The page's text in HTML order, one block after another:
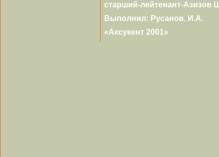
старший-лейтенант-Азизов
Выполнил: Русанов. И.А.
«Аксукент 2001»